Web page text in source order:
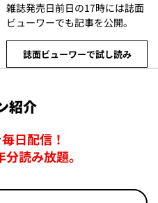
雑誌発売日前日の17時には誌面
ビューワーでも記事を公開。
誌面ビューワーで試し読み
紹介
毎日配信！
分読み放題。